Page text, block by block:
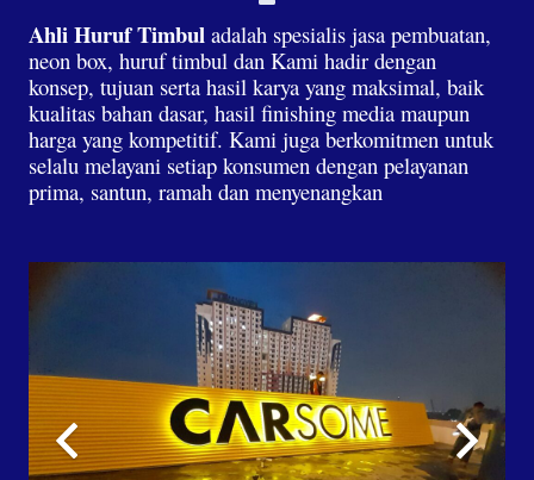
Ahli Huruf Timbul adalah spesialis jasa pembuatan,
neon box, huruf timbul dan Kami hadir dengan
konsep, tujuan serta hasil karya yang maksimal, baik
kualitas bahan dasar, hasil finishing media maupun
harga yang kompetitif. Kami juga berkomitmen untuk
selalu melayani setiap konsumen dengan pelayanan
prima, santun, ramah dan menyenangkan